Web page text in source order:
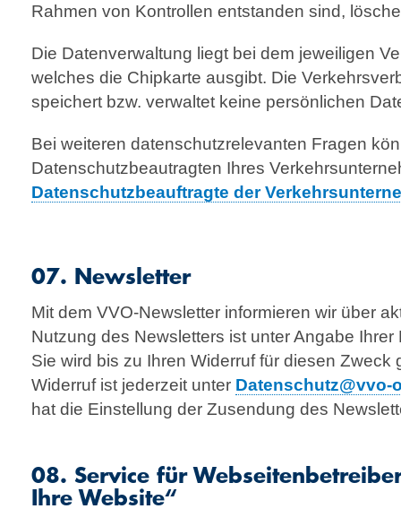
Rahmen von Kontrollen entstanden sind,
Die Datenverwaltung liegt bei dem jeweiligen
welches die Chipkarte ausgibt. Die
speichert bzw. verwaltet keine persönlichen
Bei weiteren datenschutzrelevanten Fragen
Datenschutzbeautragten Ihres
Datenschutzbeauftragte der
07. Newsletter
Mit dem VVO-Newsletter informieren wir über
Nutzung des Newsletters ist unter Angabe
Sie wird bis zu Ihren Widerruf für diesen Zweck
Widerruf ist jederzeit unter Datenschutz@vvo-
hat die Einstellung der Zusendung des
08. Service für
Ihre Website“